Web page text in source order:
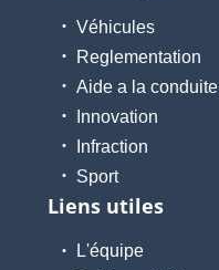
Véhicules
Reglementation
Aide a la conduite
Innovation
Infraction
Sport
Liens utiles
L'équipe